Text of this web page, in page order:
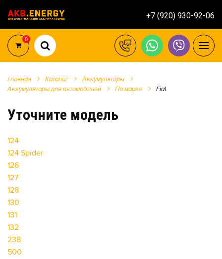
+7 (920) 930-92-06
0
Главная Каталог
Аккумуляторы
Аккумуляторы для автомобилей
По марке Fiat
Уточните модель
124
124 Spider
126
127
128
130
131
132
238
500